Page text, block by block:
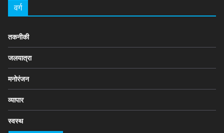
वर्ग
तकनीकी
जलयात्रा
मनोरंजन
व्यापार
स्वस्थ